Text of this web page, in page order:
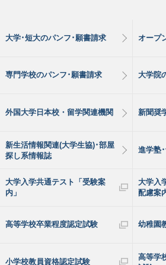
大学･短大のパンフ･願書請求 オープ
専門学校のパンフ･願書請求 大学院
外国大学日本校・留学関連機関 新聞奨
新生活情報関連(大学生協)･部屋
探し系情報誌
進学塾
大学入学共通テスト「受験案
内」
大学入
配慮案
高等学校卒業程度認定試験 幼稚園
小学校教員資格認定試験
高等学